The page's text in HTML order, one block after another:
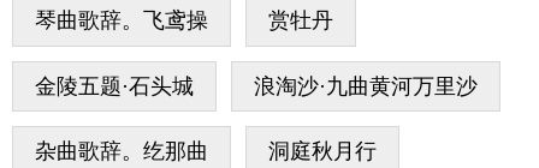
琴曲歌辞。飞鸢操 赏牡丹
金陵五题·石头城 浪淘沙·九曲黄河万里沙
杂曲歌辞。纥那曲 洞庭秋月行